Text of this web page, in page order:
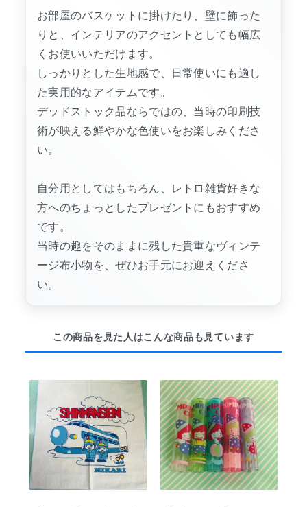
お部屋のバスケットに掛けたり、壁に飾った
りと、インテリアのアクセントとしても幅広
くお使いいただけます。
しっかりとした生地感で、日常使いにも適し
た実用的なアイテムです。
デッドストック品ならではの、当時の印刷技
術が映える鮮やかな色使いをお楽しみくださ
い。
自分用としてはもちろん、レトロ雑貨好きな
方へのちょっとしたプレゼントにもおすすめ
です。
当時の趣をそのままに残した貴重なヴィンテ
ージ布小物を、ぜひお手元にお迎えくださ
い。
この商品を見た人はこんな商品も見ています